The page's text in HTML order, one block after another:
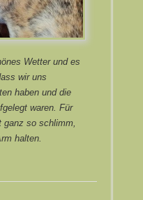
Wetter und es
wir uns
haben und die
waren. Für
ganz so schlimm,
halten.